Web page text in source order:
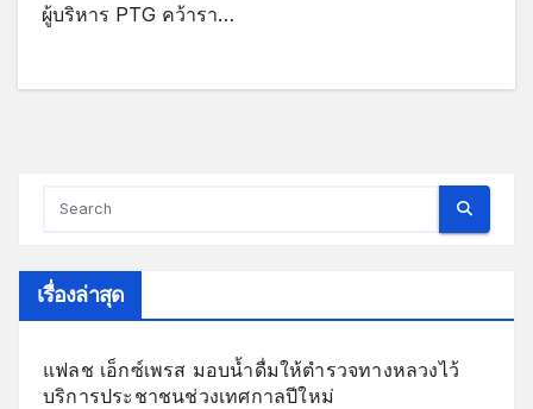
ผู้บริหาร PTG คว้ารา…
เรื่องล่าสุด
แฟลช เอ็กซ์เพรส มอบน้ำดื่มให้ตำรวจทางหลวงไว้
บริการประชาชนช่วงเทศกาลปีใหม่